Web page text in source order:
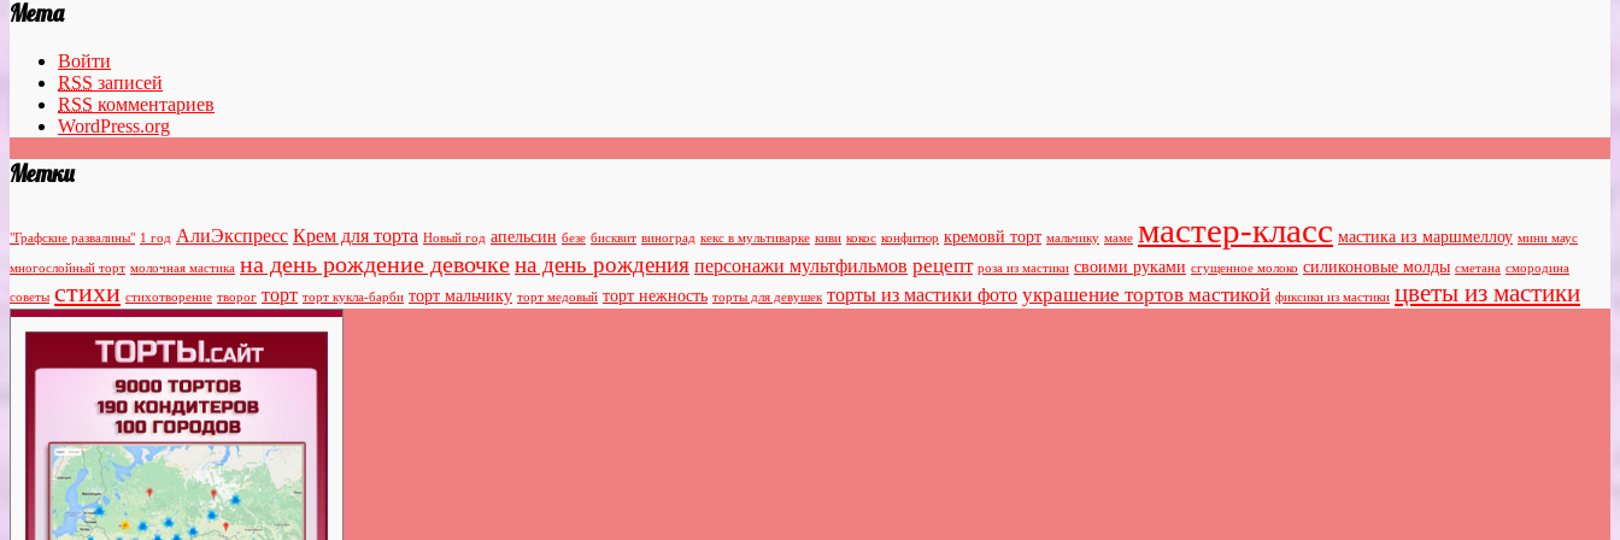
Мета
Войти
RSS записей
RSS комментариев
WordPress.org
Метки
"Графские развалины" 1 год АлиЭкспресс Крем для торта Новый год апельсин безе бисквит виноград кекс в мультиварке киви кокос конфитюр кремовй торт мальчику маме мастер-класс мастика из маршмеллоу мини маус
многослойный торт молочная мастика на день рождение девочкена день рождения персонажи мультфильмов рецепт роза из мастики своими руками сгущенное молоко силиконовые молды сметана смородина
советы стихи стихотворение творог торт торт кукла-барби торт мальчику торт медовый торт нежность торты для девушек торты из мастики фото украшение тортов мастикой фиксики из мастики цветы из мастики